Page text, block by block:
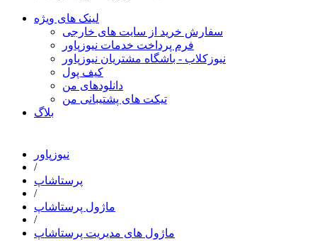
لینک های ویژه
سفارش خرید از سایت های خارجی
فرم پرداخت خدمات نیوزپاور
نیوزکلاب - باشگاه مشتریان نیوزپاور
کیف پول
دانلودهای من
تیکت های پشتیبانی من
بلاگ
نیوزپاور
/
پرستاشاپ
/
ماژول پرستاشاپ
/
ماژول های مدیریت پرستاشاپ